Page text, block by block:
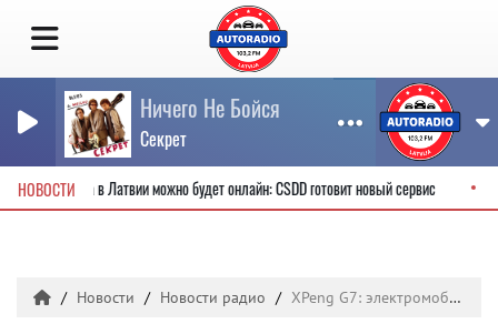
Ничего Не Бойся
Секрет
НОВОСТИправа в Латвии можно будет онлайн: CSDD готовит новый сервис
Новости Новости радио XPeng G7: электромобиль, способный предугадывать будущее с помощью ИИ